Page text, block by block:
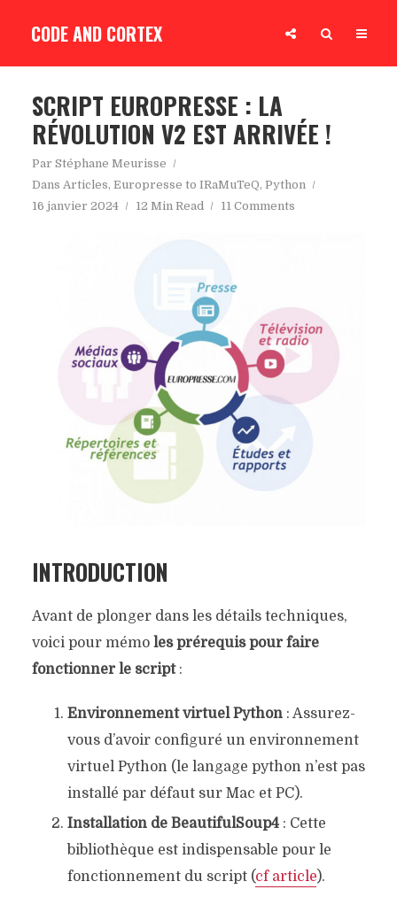
CODE AND CORTEX
SCRIPT EUROPRESSE : LA
RÉVOLUTION V2 EST ARRIVÉE !
Par Stéphane Meurisse
Dans Articles, Europresse to IRaMuTeQ, Python
16 janvier 2024
12 Min Read 11 Comments
INTRODUCTION
Avant de plonger dans les détails techniques,
voici pour mémo les prérequis pour faire
fonctionner le script:
Environnement virtuel Python: Assurez-
vous d’avoir configuré un environnement
virtuel Python (le langage python n’est pas
installé par défaut sur Mac et PC).
Installation de BeautifulSoup4: Cette
bibliothèque est indispensable pour le
fonctionnement du script (cf article).